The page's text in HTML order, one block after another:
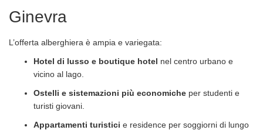
Ginevra
L’offerta alberghiera è ampia e variegata:
Hotel di lusso e boutique hotel nel centro urbano e
vicino al lago.
Ostelli e sistemazioni più economiche per studenti e
turisti giovani.
Appartamenti turistici e residence per soggiorni di lungo